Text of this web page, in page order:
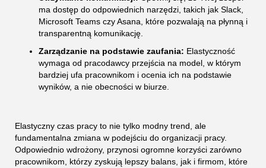
ma dostęp do odpowiednich narzędzi, takich jak Slack,
Microsoft Teams czy Asana, które pozwalają na płynną i
transparentną komunikację.
Zarządzanie na podstawie zaufania: Elastyczność
wymaga od pracodawcy przejścia na model, w którym
bardziej ufa pracownikom i ocenia ich na podstawie
wyników, a nie obecności w biurze.
Elastyczny czas pracy to nie tylko modny trend, ale
fundamentalna zmiana w podejściu do organizacji pracy.
Odpowiednio wdrożony, przynosi ogromne korzyści zarówno
pracownikom, którzy zyskują lepszy balans, jak i firmom, które